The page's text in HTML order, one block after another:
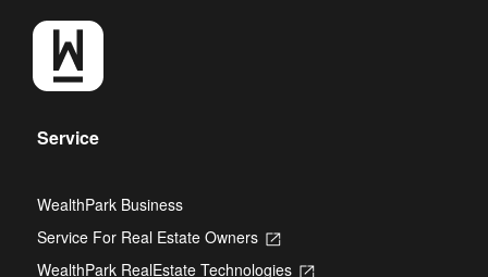
Service
WealthPark Business
Service For Real Estate Owners
Opens
WealthPark RealEstate Technologies
Opens